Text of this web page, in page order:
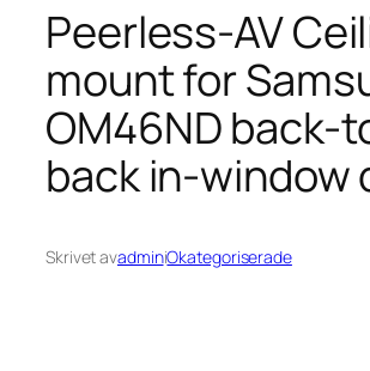
Peerless-AV
mount for
OM46ND back-
back in-window
Skrivet avadminiOkategoriserade